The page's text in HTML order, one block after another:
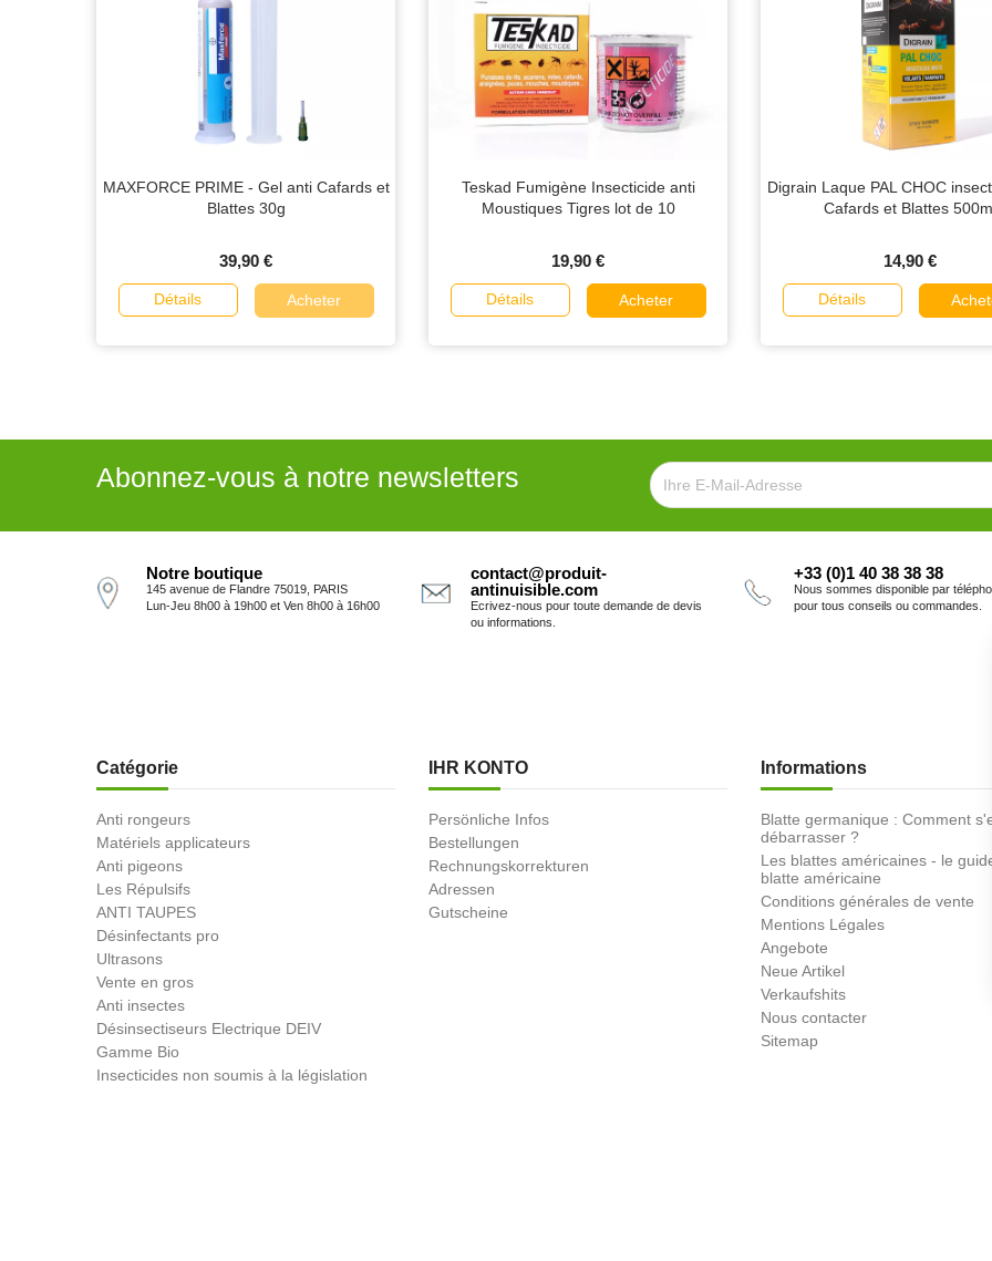
MAXFORCE PRIME - Gel anti Cafards et
Blattes 30g
39,90 €
Détails Acheter
Teskad Fumigène Insecticide anti
Moustiques Tigres lot de 10
19,90 €
Détails Acheter
Digrain Laque PAL CHOC
Cafards et Blattes
14,90 €
Détails
Abonnez-vous à notre newsletters
Notre boutique
145 avenue de Flandre 75019, PARIS
Lun-Jeu 8h00 à 19h00 et Ven 8h00 à 16h00
contact@produit-
antinuisible.com
Ecrivez-nous pour toute demande de devis
ou informations.
+33 (0)1 40 38 38 38
Nous sommes disponible par
pour tous conseils ou commandes.
Catégorie
Anti rongeurs
Matériels applicateurs
Anti pigeons
Les Répulsifs
ANTI TAUPES
Désinfectants pro
Ultrasons
Vente en gros
Anti insectes
Désinsectiseurs Electrique DEIV
Gamme Bio
Insecticides non soumis à la législation
IHR KONTO
Persönliche Infos
Bestellungen
Rechnungskorrekturen
Adressen
Gutscheine
Informations
Blatte germanique : Comment
débarrasser ?
Les blattes américaines - le
blatte américaine
Conditions générales de vente
Mentions Légales
Angebote
Neue Artikel
Verkaufshits
Nous contacter
Sitemap